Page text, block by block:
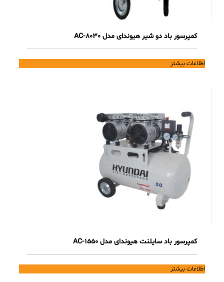
کمپرسور باد دو شیر هیوندای مدل AC-8030
اطلاعات بیشتر
کمپرسور باد سایلنت هیوندای مدل 1550-AC
اطلاعات بیشتر